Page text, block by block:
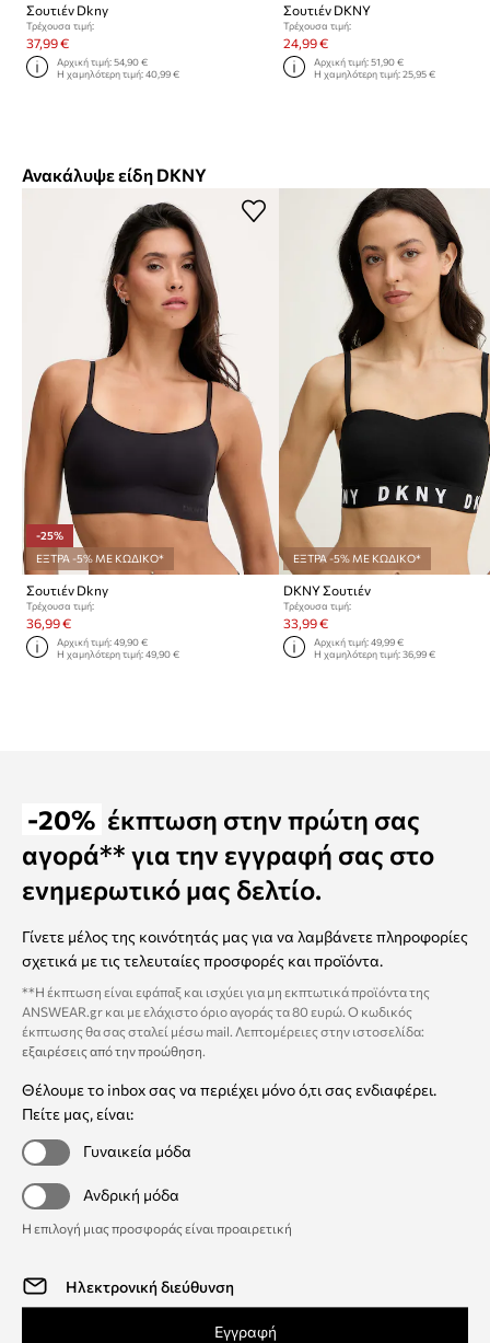
Σουτιέν Dkny
Τρέχουσα τιμή:
37,99 €
Αρχική τιμή:54,90 €
Η χαμηλότερη τιμή:40,99 €
Σουτιέν DKNY
Τρέχουσα τιμή:
24,99 €
Αρχική τιμή: 51,90 €
Η χαμηλότερη τιμή: 25,95 €
Ανακάλυψε είδη DKNY
-25%
ΕΞΤΡΑ -5% ΜΕ ΚΩΔΙΚΟ*
Σουτιέν Dkny
Τρέχουσα τιμή:
36,99 €
Αρχική τιμή:49,90 €
Η χαμηλότερη τιμή:49,90 €
ΕΞΤΡΑ -5% ΜΕ ΚΩΔΙΚΟ*
DKNY Σουτιέν
Τρέχουσα τιμή:
33,99 €
Αρχική τιμή: 49,99 €
Η χαμηλότερη τιμή: 36,99 €
-20% έκπτωση στην πρώτη σας
αγορά** για την εγγραφή σας στο
ενημερωτικό μας δελτίο.
Γίνετε μέλος της κοινότητάς μας για να λαμβάνετε πληροφορίες
σχετικά με τις τελευταίες προσφορές και προϊόντα.
**Η έκπτωση είναι εφάπαξ και ισχύει για μη εκπτωτικά προϊόντα της
ANSWEAR.gr και με ελάχιστο όριο αγοράς τα 80 ευρώ. Ο κωδικός
έκπτωσης θα σας σταλεί μέσω mail. Λεπτομέρειες στην ιστοσελίδα:
εξαιρέσεις από την προώθηση.
Θέλουμε το inbox σας να περιέχει μόνο ό,τι σας ενδιαφέρει.
Πείτε μας, είναι:
Γυναικεία μόδα
Ανδρική μόδα
Η επιλογή μιας προσφοράς είναι προαιρετική
Εγγραφή